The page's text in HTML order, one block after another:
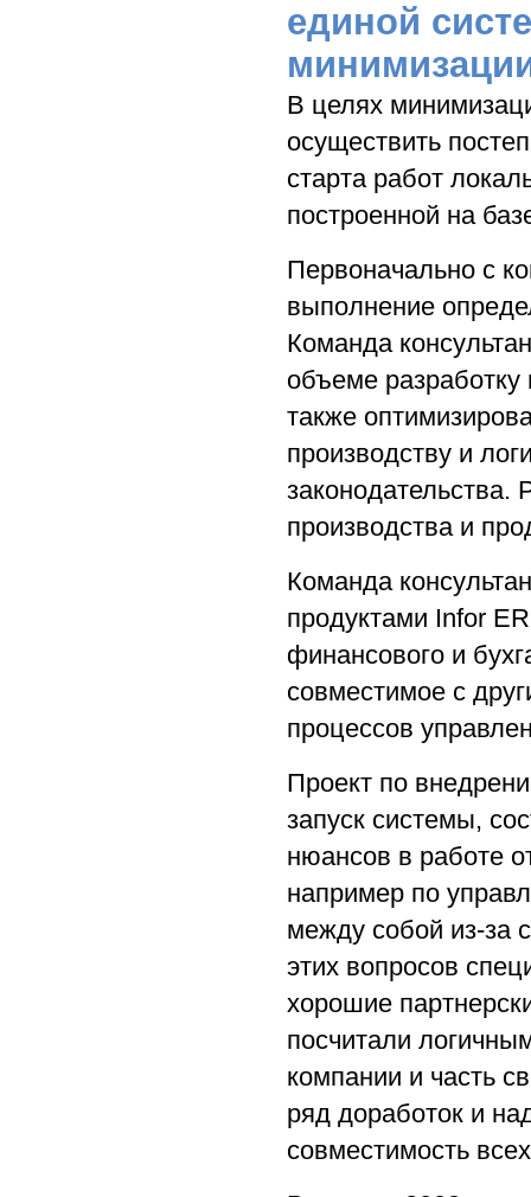
единой
В целях
осуществить
старта работ
построенной на
Первоначально с
выполнение
Команда
объеме
также
производству и
законодательства.
производства и
Команда
продуктами Infor
финансового и
совместимое с
процессов
Проект по
запуск cистемы,
нюансов в работе
например по
между собой из-за
этих вопросов
хорошие
посчитали
компании и часть
ряд доработок и
совместимость